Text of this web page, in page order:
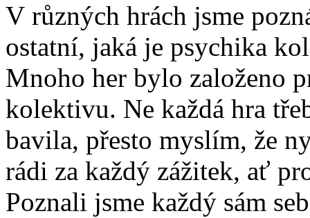
V různých hrách jsme
ostatní, jaká je psychika
Mnoho her bylo založeno
kolektivu. Ne každá hra
bavila, přesto myslím, že
rádi za každý zážitek, ať
Poznali jsme každý sám